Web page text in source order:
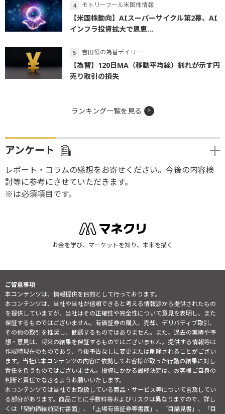
モトリーフール米国株情報
【米国株動向】AIスーパーサイクル第2幕、AI
インフラ投資拡大で恩恵...
吉田恒の為替デイリー
【為替】120日MA（移動平均線）割れが示す円
売り取引の損失
ランキング一覧を見る
アンケート
レポート・コラムの感想をお寄せください。今後の内容検
討等に参考にさせていただきます。
※は必須項目です。
お金を学び、マーケットを知り、未来を描く
ご留意事項
本コンテンツは、情報提供を目的として行っております。
本コンテンツは、当社や当社が信頼できると考える情報源から提供されたもの
を提供していますが、当社はその正確性や完全性について意見を表明し、また
保証するものではございません。有価証券の購入、売却、デリバティブ取引、
その他の取引を推奨し、勧誘するものではありません。また、過去の実績や予
想・意見は、将来の結果を保証するものではございません。提供する情報等は
作成時現在のものであり、今後予告なしに変更または削除されることがござい
ます。当社は本コンテンツの内容に依拠してお客様が取った行動の結果に対し
責任を負うものではございません。投資にかかる最終決定は、お客様ご自身の
判断と責任でなさるようお願いいたします。
本コンテンツでは当社でお取扱している商品・サービス等について言及してい
る部分があります。商品ごとに手数料等およびリスクは異なりますので、詳し
くは「契約締結前交付書面」、「上場有価証券等書面」、「目論見書」、「目